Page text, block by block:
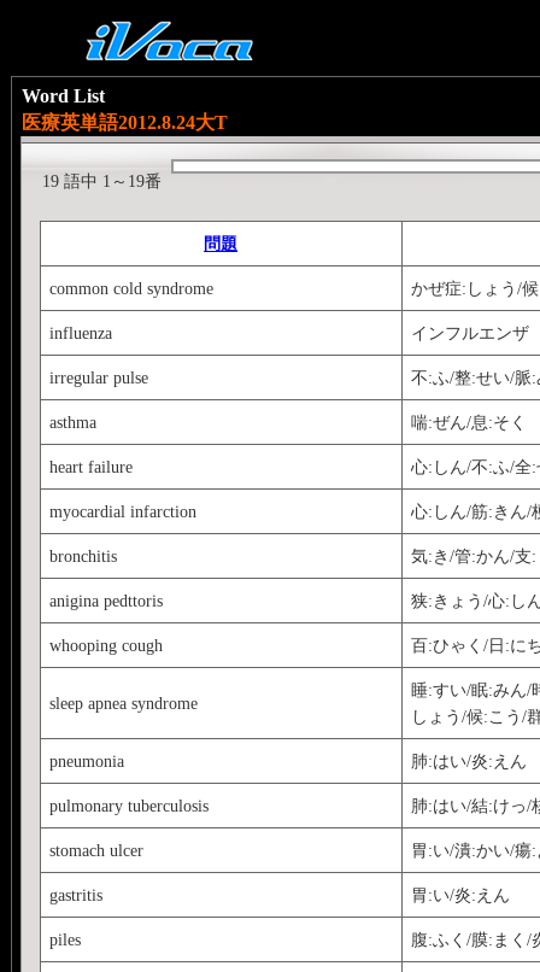
Word List
医療英単語2012.8.24大T
19 語中 1～19番
問題
common cold syndrome かぜ症:しょう/
influenza インフルエンザ
irregular pulse 不:ふ/整:せい/脈:
asthma 喘:ぜん/息:そく
heart failure 心:しん/不:ふ/全:
myocardial infarction 心:しん/筋:きん/
bronchitis 気:き/管:かん/支
anigina pedttoris 狭:きょう/心:し
whooping cough 百:ひゃく/日:に
sleep apnea syndrome
睡:すい/眠:みん/
しょう/候:こう/
pneumonia 肺:はい/炎:えん
pulmonary tuberculosis 肺:はい/結:けっ/
stomach ulcer 胃:い/潰:かい/瘍
gastritis 胃:い/炎:えん
piles 腹:ふく/膜:まく/